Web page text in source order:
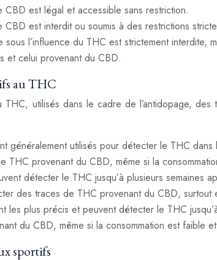
CBD est légal et accessible sans restriction.
CBD est interdit ou soumis à des restrictions
sous l’influence du THC est strictement
et celui provenant du CBD.
au THC
utilisés dans le cadre de l’antidopage,
généralement utilisés pour détecter le THC
THC provenant du CBD, même si la
détecter le THC jusqu’à plusieurs semaines
des traces de THC provenant du CBD, surtout
les plus précis et peuvent détecter le THC
du CBD, même si la consommation est faible
sportifs